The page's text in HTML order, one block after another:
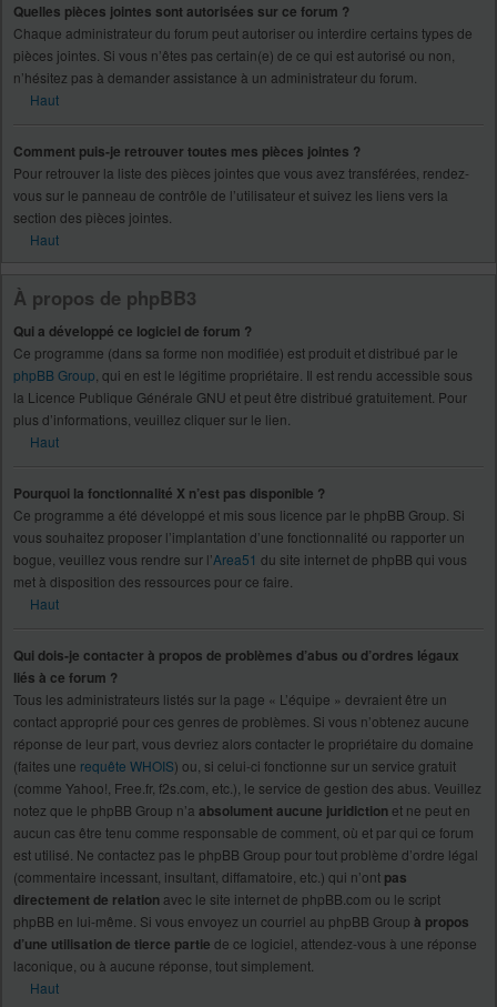
Quelles pièces jointes sont autorisées sur ce forum ?
Chaque administrateur du forum peut autoriser ou interdire certains types de
pièces jointes. Si vous n’êtes pas certain(e) de ce qui est autorisé ou non,
n’hésitez pas à demander assistance à un administrateur du forum.
Haut
Comment puis-je retrouver toutes mes pièces jointes ?
Pour retrouver la liste des pièces jointes que vous avez transférées, rendez-
vous sur le panneau de contrôle de l’utilisateur et suivez les liens vers la
section des pièces jointes.
Haut
À propos de phpBB3
Qui a développé ce logiciel de forum ?
Ce programme (dans sa forme non modifiée) est produit et distribué par le
phpBB Group , qui en est le légitime propriétaire. Il est rendu accessible sous
la Licence Publique Générale GNU et peut être distribué gratuitement. Pour
plus d’informations, veuillez cliquer sur le lien.
Haut
Pourquoi la fonctionnalité X n’est pas disponible ?
Ce programme a été développé et mis sous licence par le phpBB Group. Si
vous souhaitez proposer l’implantation d’une fonctionnalité ou rapporter un
bogue, veuillez vous rendre sur l’Area51 du site internet de phpBB qui vous
met à disposition des ressources pour ce faire.
Haut
Qui dois-je contacter à propos de problèmes d’abus ou d’ordres légaux
liés à ce forum ?
Tous les administrateurs listés sur la page « L’équipe » devraient être un
contact approprié pour ces genres de problèmes. Si vous n’obtenez aucune
réponse de leur part, vous devriez alors contacter le propriétaire du domaine
(faites une requête WHOIS) ou, si celui-ci fonctionne sur un service gratuit
(comme Yahoo!, Free.fr, f2s.com, etc.), le service de gestion des abus. Veuillez
notez que le phpBB Group n’a absolument aucune juridictionet ne peut en
aucun cas être tenu comme responsable de comment, où et par qui ce forum
est utilisé. Ne contactez pas le phpBB Group pour tout problème d’ordre légal
(commentaire incessant, insultant, diffamatoire, etc.) qui n’ont pas
directement de relation avec le site internet de phpBB.com ou le script
phpBB en lui-même. Si vous envoyez un courriel au phpBB Group à propos
d’une utilisation de tierce partie de ce logiciel, attendez-vous à une réponse
laconique, ou à aucune réponse, tout simplement.
Haut